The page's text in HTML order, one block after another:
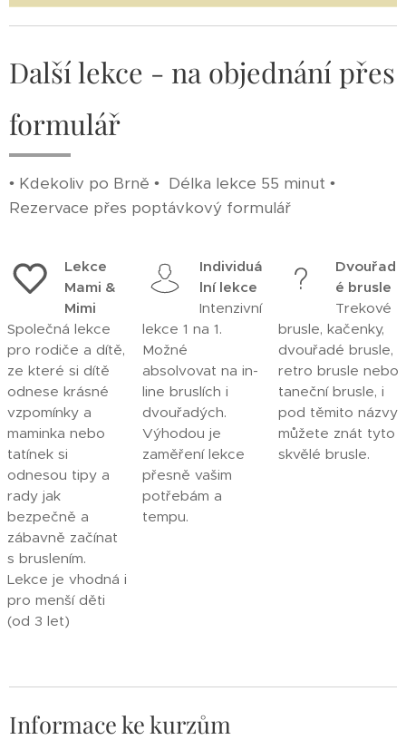
Další lekce - na objednání přes
formulář
• Kdekoliv po Brně • Délka lekce 55 minut •
Rezervace přes poptávkový formulář
Lekce
Mami &
Mimi
Společná lekce
pro rodiče a dítě,
ze které si dítě
odnese krásné
vzpomínky a
maminka nebo
tatínek si
odnesou tipy a
rady jak
bezpečně a
zábavně začínat
s bruslením.
Lekce je vhodná i
pro menší děti
(od 3 let)
Individuá
lní lekce
Intenzivní
lekce 1 na 1.
Možné
absolvovat na in-
line bruslích i
dvouřadých.
Výhodou je
zaměření lekce
přesně vašim
potřebám a
tempu.
Dvouřad
é brusle
Trekové
brusle, kačenky,
dvouřadé brusle,
retro brusle nebo
taneční brusle, i
pod těmito názvy
můžete znát tyto
skvělé brusle.
Informace ke kurzům